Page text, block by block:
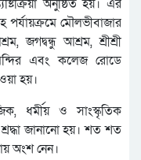
অনুষ্ঠিত হয়। এর
পর্যায়ক্রমে মৌলভীবাজার
জগদ্বন্ধু আশ্রম, শ্রীশ্রী
এবং কলেজ রোডে
হয়।
ধর্মীয় ও সাংস্কৃতিক
জানানো হয়। শত শত
অংশ নেন।